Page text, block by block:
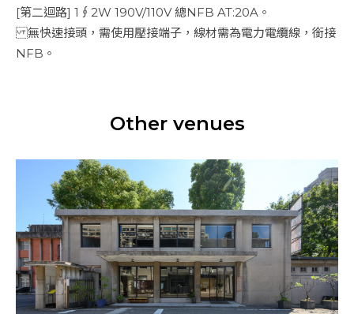
[第二迴路] 1∮2W 190V/110V 總NFB AT:20A。
無快速接頭，需使用壓接端子，線材需為電力電纜線，銜接
NFB。
Other venues